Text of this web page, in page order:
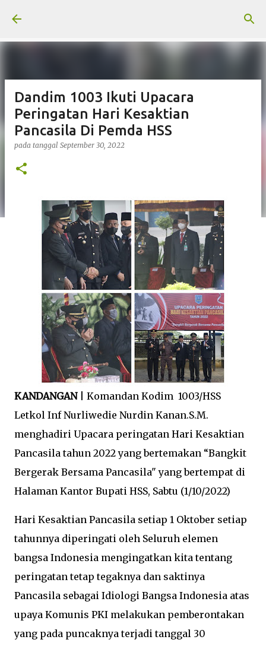
Dandim 1003 Ikuti Upacara
Peringatan Hari Kesaktian
Pancasila Di Pemda HSS
pada tanggal September 30, 2022
KANDANGAN| Komandan Kodim 1003/HSS
Letkol Inf Nurliwedie Nurdin Kanan.S.M.
menghadiri Upacara peringatan Hari Kesaktian
Pancasila tahun 2022 yang bertemakan “Bangkit
Bergerak Bersama Pancasila" yang bertempat di
Halaman Kantor Bupati HSS, Sabtu (1/10/2022)
Hari Kesaktian Pancasila setiap 1 Oktober setiap
tahunnya diperingati oleh Seluruh elemen
bangsa Indonesia mengingatkan kita tentang
peringatan tetap tegaknya dan saktinya
Pancasila sebagai Idiologi Bangsa Indonesia atas
upaya Komunis PKI melakukan pemberontakan
yang pada puncaknya terjadi tanggal 30